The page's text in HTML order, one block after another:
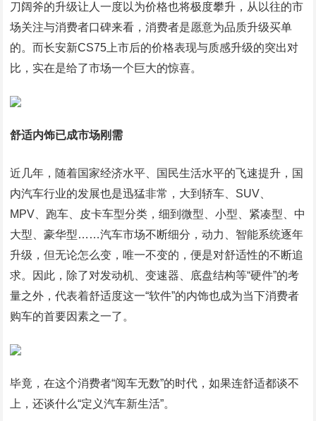
刀阔斧的升级让人一度以为价格也将极度攀升，从以往的市
场关注与消费者口碑来看，消费者是愿意为品质升级买单
的。而长安新CS75上市后的价格表现与质感升级的突出对
比，实在是给了市场一个巨大的惊喜。
舒适内饰已成市场刚需
近几年，随着国家经济水平、国民生活水平的飞速提升，国
内汽车行业的发展也是迅猛非常，大到轿车、SUV、
MPV、跑车、皮卡车型分类，细到微型、小型、紧凑型、中
大型、豪华型……汽车市场不断细分，动力、智能系统逐年
升级，但无论怎么变，唯一不变的，便是对舒适性的不断追
求。因此，除了对发动机、变速器、底盘结构等“硬件”的考
量之外，代表着舒适度这一“软件”的内饰也成为当下消费者
购车的首要因素之一了。
毕竟，在这个消费者“阅车无数”的时代，如果连舒适都谈不
上，还谈什么“定义汽车新生活”。